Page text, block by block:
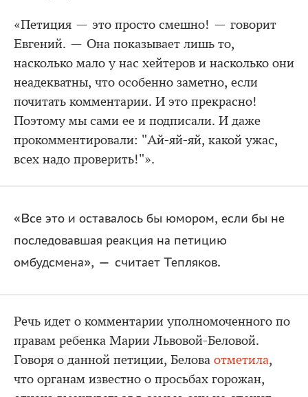
«Петиция — это просто смешно! — говорит
Евгений. — Она показывает лишь то,
насколько мало у нас хейтеров и насколько они
неадекватны, что особенно заметно, если
почитать комментарии. И это прекрасно!
Поэтому мы сами ее и подписали. И даже
прокомментировали: "Ай-яй-яй, какой ужас,
всех надо проверить!"».
«Все это и оставалось бы юмором, если бы не
последовавшая реакция на петицию
омбудсмена», — считает Тепляков.
Речь идет о комментарии уполномоченного по
правам ребенка Марии Львовой-Беловой.
Говоря о данной петиции, Белова отметила,
что органам известно о просьбах горожан,